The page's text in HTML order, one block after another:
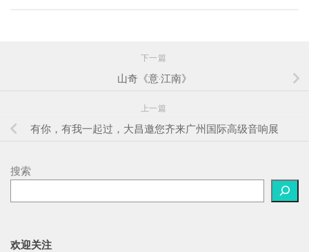
下一篇
山奇《意·江南》
上一篇
有你，有我一起过，大昌邀您齐来广州国际高级音响展
搜索
欢迎关注